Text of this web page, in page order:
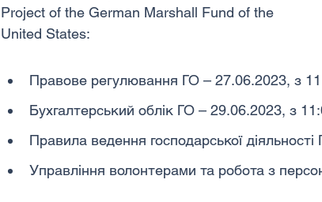
Project of the German Marshall Fund of the
United States:
Правове регулювання ГО – 27.06.2023, з
Бухгалтерський облік ГО – 29.06.2023, з
Правила ведення господарської
Управління волонтерами та робота з